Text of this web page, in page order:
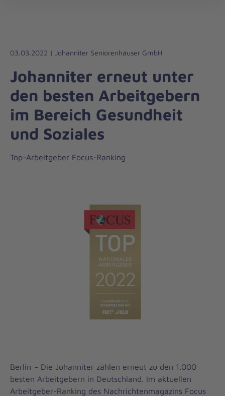
Liebe
Leben
03.03.2022 | Johanniter Seniorenhäuser GmbH
Johanniter erneut unter
den besten Arbeitgebern
im Bereich Gesundheit
und Soziales
Top-Arbeitgeber Focus-Ranking
Berlin – Die Johanniter zählen erneut zu den 1.000
besten Arbeitgebern in Deutschland. Im aktuellen
Arbeitgeber-Ranking des Nachrichtenmagazins Focus